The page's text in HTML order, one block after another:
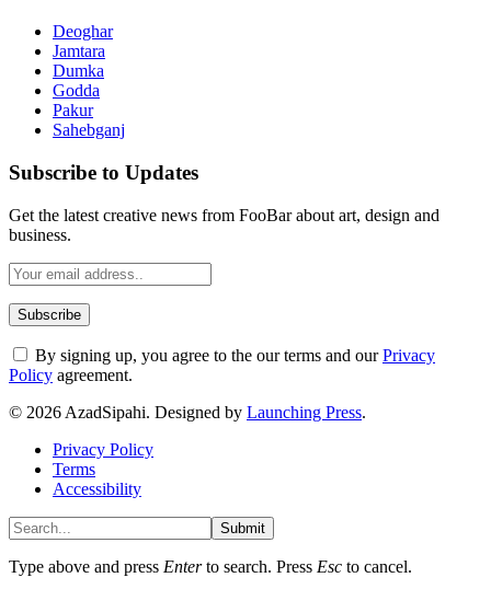
Deoghar
Jamtara
Dumka
Godda
Pakur
Sahebganj
Subscribe to Updates
Get the latest creative news from FooBar about art, design and
business.
By signing up, you agree to the our terms and ourPrivacy
Policy agreement.
© 2026 AzadSipahi. Designed by Launching Press.
Privacy Policy
Terms
Accessibility
Submit
Type above and press Enterto search. Press Esc to cancel.